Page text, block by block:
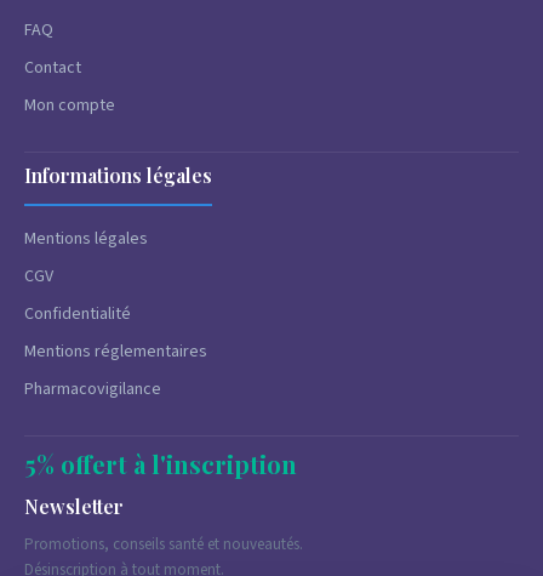
FAQ
Contact
Mon compte
Informations légales
Mentions légales
CGV
Confidentialité
Mentions réglementaires
Pharmacovigilance
5% offert à l'inscription
Newsletter
Promotions, conseils santé et nouveautés.
Désinscription à tout moment.